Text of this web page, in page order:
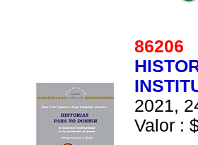
86206
2021,
Valor :